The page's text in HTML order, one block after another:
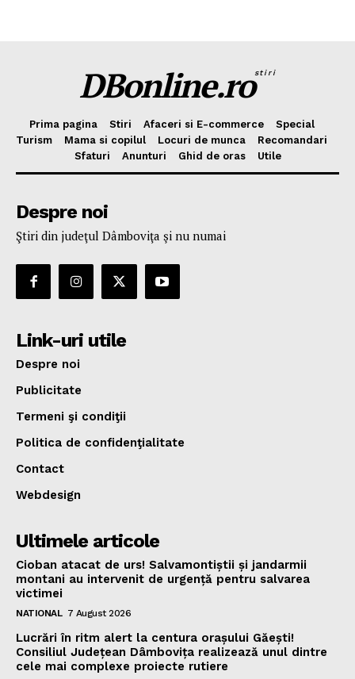
DBonline.rostiri
Prima pagina Stiri Afaceri si E-commerce
Special
Turism
Mama si copilul Locuri de munca
Recomandari
Sfaturi
Anunturi Ghid de oras Utile
Despre noi
Ştiri din judeţul Dâmboviţa şi nu numai
Link-uri utile
Despre noi
Publicitate
Termeni şi condiţii
Politica de confidenţialitate
Contact
Webdesign
Ultimele articole
Cioban atacat de urs! Salvamontiștii și jandarmii
montani au intervenit de urgență pentru salvarea
victimei
NATIONAL 7 August 2026
Lucrări în ritm alert la centura orașului Găești!
Consiliul Județean Dâmbovița realizează unul dintre
cele mai complexe proiecte rutiere